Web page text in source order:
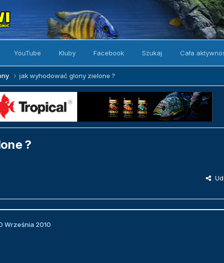
YouTube Kluby Facebook Szukaj Cała
jak wyhodować glony zielone ?
?
Września 2010